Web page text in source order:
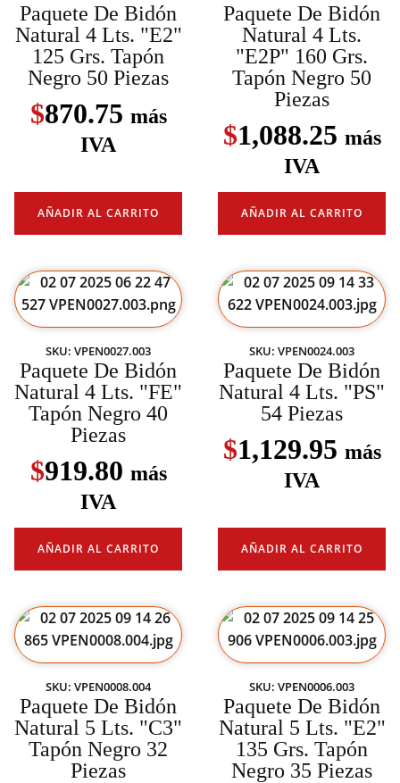
Paquete De Bidón
Natural 4 Lts. "E2"
125 Grs. Tapón
Negro 50 Piezas
$870.75 más
IVA
AÑADIR AL CARRITO
Paquete De Bidón
Natural 4 Lts.
"E2P" 160 Grs.
Tapón Negro 50
Piezas
$1,088.25 más
IVA
AÑADIR AL CARRITO
SKU: VPEN0027.003
Paquete De Bidón
Natural 4 Lts. "FE"
Tapón Negro 40
Piezas
$919.80 más
IVA
AÑADIR AL CARRITO
SKU: VPEN0024.003
Paquete De Bidón
Natural 4 Lts. "PS"
54 Piezas
$1,129.95 más
IVA
AÑADIR AL CARRITO
SKU: VPEN0008.004
Paquete De Bidón
Natural 5 Lts. "C3"
Tapón Negro 32
Piezas
SKU: VPEN0006.003
Paquete De Bidón
Natural 5 Lts. "E2"
135 Grs. Tapón
Negro 35 Piezas